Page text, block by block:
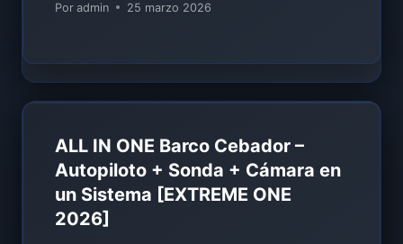
Por admin 25 marzo 2026
ALL IN ONE Barco Cebador –
Autopiloto + Sonda + Cámara en
un Sistema [EXTREME ONE
2026]